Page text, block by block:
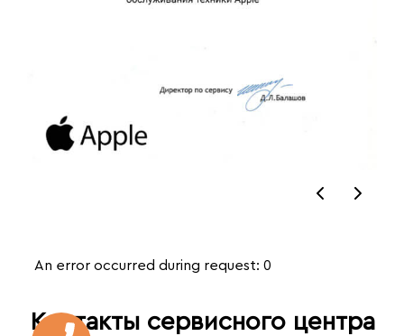
An error occurred during request: 0
Контакты сервисного центра